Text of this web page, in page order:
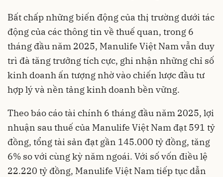
Bất chấp những biến động của thị trường dưới tác
động của các thông tin về thuế quan, trong 6
tháng đầu năm 2025, Manulife Việt Nam vẫn duy
trì đà tăng trưởng tích cực, ghi nhận những chỉ số
kinh doanh ấn tượng nhờ vào chiến lược đầu tư
hợp lý và nền tảng kinh doanh bền vững.
Theo báo cáo tài chính 6 tháng đầu năm 2025, lợi
nhuận sau thuế của Manulife Việt Nam đạt 591 tỷ
đồng, tổng tài sản đạt gần 145.000 tỷ đồng, tăng
6% so với cùng kỳ năm ngoái. Với số vốn điều lệ
22.220 tỷ đồng, Manulife Việt Nam tiếp tục dẫn